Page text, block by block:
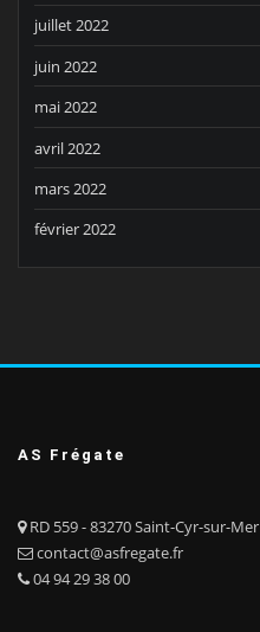
juillet 2022
juin 2022
mai 2022
avril 2022
mars 2022
février 2022
AS Frégate
RD 559 - 83270 Saint-Cyr-sur-Mer
contact@asfregate.fr
04 94 29 38 00